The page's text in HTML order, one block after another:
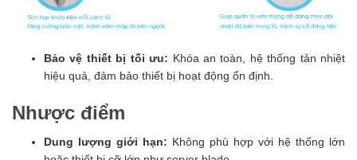
Bảo vệ thiết bị tối ưu: Khóa an toàn, hệ thống tản nhiệt
hiệu quả, đảm bảo thiết bị hoạt động ổn định.
Nhược điểm
Dung lượng giới hạn: Không phù hợp với hệ thống lớn